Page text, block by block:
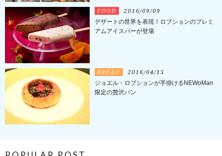
FOOD 2016/09/09
デザートの世界を表現！ロブションのプレミ
アムアイスバーが登場
BREAD 2016/04/15
ジョエル・ロブションが手掛けるNEWoMan
限定の贅沢パン